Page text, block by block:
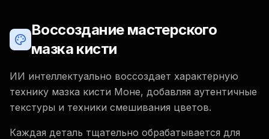
Воссоздание мастерского
мазка кисти
ИИ интеллектуально воссоздает характерную
технику мазка кисти Моне, добавляя аутентичные
текстуры и техники смешивания цветов.
Каждая деталь тщательно обрабатывается для